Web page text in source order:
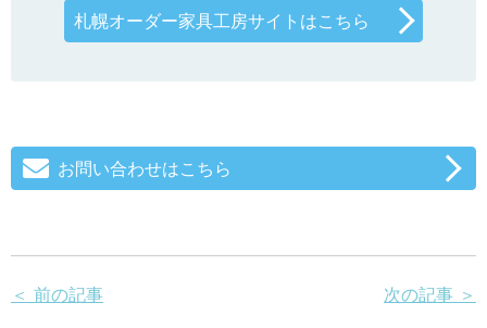
札幌オーダー家具工房サイトはこちら
お問い合わせはこちら
＜ 前の記事 次の記事 ＞